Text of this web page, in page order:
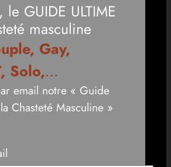
le GUIDE ULTIME
masculine
Gay,
Solo,…
email notre « Guide
Chasteté Masculine »